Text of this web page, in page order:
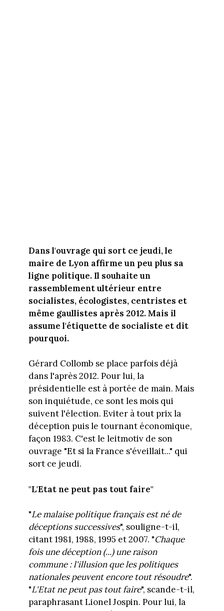
Dans l'ouvrage qui sort ce jeudi, le
maire de Lyon affirme un peu plus sa
ligne politique. Il souhaite un
rassemblement ultérieur entre
socialistes, écologistes, centristes et
même gaullistes après 2012. Mais il
assume l'étiquette de socialiste et dit
pourquoi.
Gérard Collomb se place parfois déjà
dans l'après 2012. Pour lui, la
présidentielle est à portée de main. Mais
son inquiétude, ce sont les mois qui
suivent l'élection. Eviter à tout prix la
déception puis le tournant économique,
façon 1983. C'est le leitmotiv de son
ouvrage "Et si la France s'éveillait..." qui
sort ce jeudi.
"L'Etat ne peut pas tout faire"
"Le malaise politique français est né de
déceptions successives", souligne-t-il,
citant 1981, 1988, 1995 et 2007. "Chaque
fois une déception (...) une raison
commune : l'illusion que les politiques
nationales peuvent encore tout résoudre".
"L'Etat ne peut pas tout faire", scande-t-il,
paraphrasant Lionel Jospin. Pour lui, la